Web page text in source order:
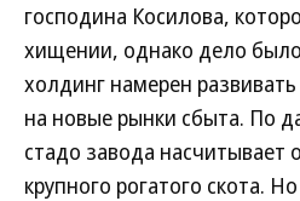
господина Косилова,
хищении, однако дело
холдинг намерен
на новые рынки сбыта. По
стадо завода насчитывает
крупного рогатого скота.